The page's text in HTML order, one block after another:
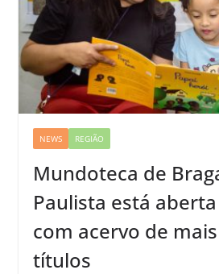
NEWS REGIÃO
Mundoteca de
Paulista está
com acervo de
títulos